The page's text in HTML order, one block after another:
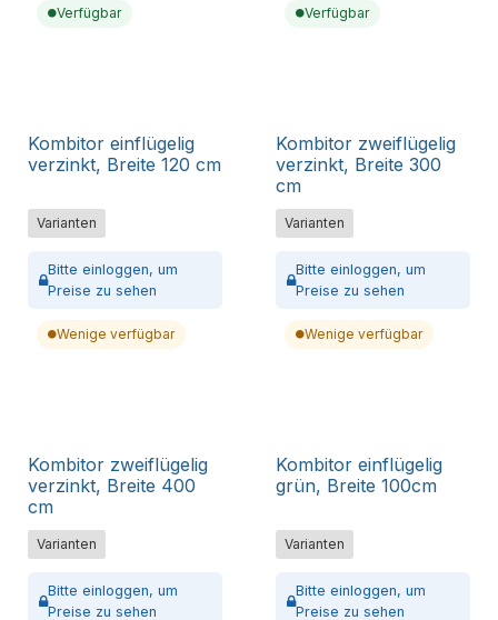
Verfügbar Verfügbar
Kombitor einflügelig
verzinkt, Breite 120 cm
Varianten
Bitte einloggen, um
Preise zu sehen
Wenige verfügbar
Kombitor zweiflügelig
verzinkt, Breite 300
cm
Varianten
Bitte einloggen, um
Preise zu sehen
Wenige verfügbar
Kombitor zweiflügelig
verzinkt, Breite 400
cm
Varianten
Bitte einloggen, um
Preise zu sehen
Kombitor einflügelig
grün, Breite 100cm
Varianten
Bitte einloggen, um
Preise zu sehen